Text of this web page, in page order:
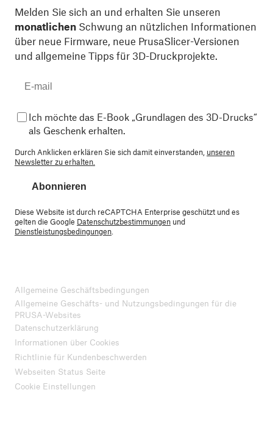
Melden Sie sich an und erhalten Sie unseren
monatlichen Schwung an nützlichen Informationen
über neue Firmware, neue PrusaSlicer-Versionen
und allgemeine Tipps für 3D-Druckprojekte.
Ich möchte das E-Book „Grundlagen des 3D-Drucks“
als Geschenk erhalten.
Durch Anklicken erklären Sie sich damit einverstanden, unseren
Newsletter zu erhalten.
Abonnieren
Diese Website ist durch reCAPTCHA Enterprise geschützt und es
gelten die Google Datenschutzbestimmungen und
Dienstleistungsbedingungen
Allgemeine Geschäftsbedingungen
Allgemeine Geschäfts- und Nutzungsbedingungen für die
PRUSA-Websites
Datenschutzerklärung
Informationen über Cookies
Richtlinie für Kundenbeschwerden
Webseiten Status Seite
Cookie Einstellungen